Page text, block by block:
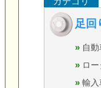
足回
自
ロ
輸入